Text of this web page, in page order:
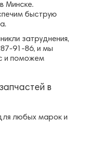
Минске.
быструю
затруднения,
91-86, и мы
и поможем
в
любых марок и